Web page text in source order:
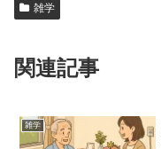
雑学
関連記事
雑学